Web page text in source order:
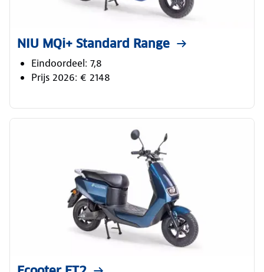
NIU MQi+ Standard Range
Eindoordeel: 7,8
Prijs 2026: € 2148